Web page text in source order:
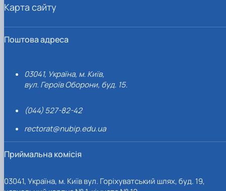
Поштова адреса
03041, Україна, м. Київ,
вул. Героїв Оборони, буд. 15.
(044) 527-82-42
rectorat@nubip.edu.ua
Приймальна комісія
03041, Україна, м. Київ вул. Горіхуватський шлях, буд. 19,
Карта сайту